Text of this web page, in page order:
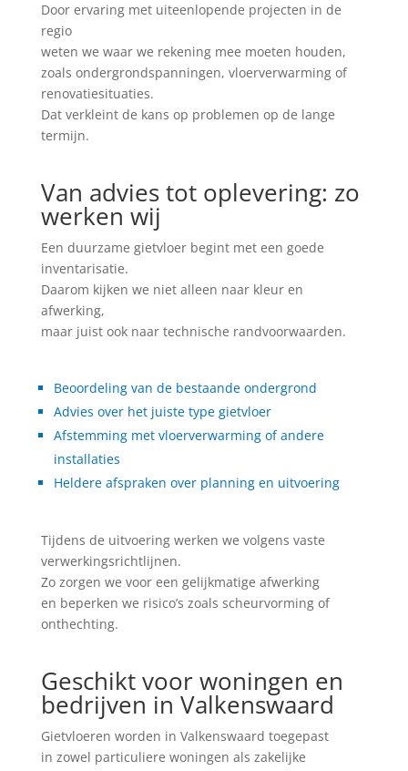
Door ervaring met uiteenlopende projecten in de
regio
weten we waar we rekening mee moeten houden,
zoals ondergrondspanningen, vloerverwarming of
renovatiesituaties.
Dat verkleint de kans op problemen op de lange
termijn.
Van advies tot oplevering: zo
werken wij
Een duurzame gietvloer begint met een goede
inventarisatie.
Daarom kijken we niet alleen naar kleur en
afwerking,
maar juist ook naar technische randvoorwaarden.
Beoordeling van de bestaande ondergrond
Advies over het juiste type gietvloer
Afstemming met vloerverwarming of andere
installaties
Heldere afspraken over planning en uitvoering
Tijdens de uitvoering werken we volgens vaste
verwerkingsrichtlijnen.
Zo zorgen we voor een gelijkmatige afwerking
en beperken we risico’s zoals scheurvorming of
onthechting.
Geschikt voor woningen en
bedrijven in Valkenswaard
Gietvloeren worden in Valkenswaard toegepast
in zowel particuliere woningen als zakelijke